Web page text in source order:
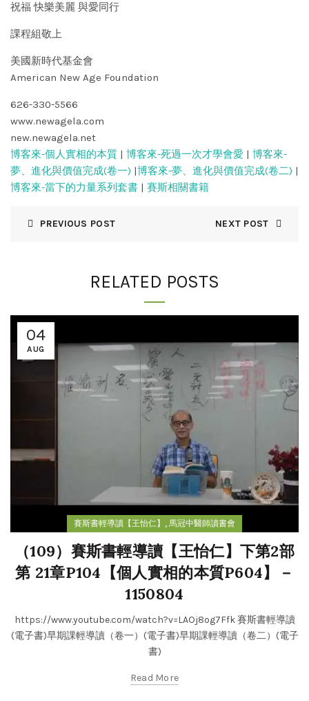
祝福 快樂美麗 與愛同行
課程組敬上
美國新時代基金會
American New Age Foundation
626-330-5566
www.newagela.com
new.newagela.net
博客來-個人實相的本質 | 博客來-死過一次才學會愛 | 博客來-
夢、進化與價值完成(卷一) |博客來-夢、進化與價值完成(卷二) |
博客來-當下的力量系列套書 | 賽斯相關書籍
PREVIOUS POST NEXT POST
RELATED POSTS
04
AUG
賽斯書輕導讀【王怡仁】 , 馬冠中醫師讀書會
（109）賽斯書輕導讀【王怡仁】下第2部
第 21章P104【個人實相的本質P604】－
1150804
https://www.youtube.com/watch?v=LAOj8og7Ffk 賽斯書輕導讀
(電子書)早期課輕導讀（卷一）(電子書)早期課輕導讀（卷二）(電子
書)
Read More